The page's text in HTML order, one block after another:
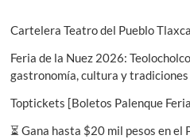
Cartelera Teatro del Pueblo
Feria de la Nuez 2026:
gastronomía, cultura y tradiciones
Toptickets [Boletos Palenque
⏳ Gana hasta $20 mil pesos en